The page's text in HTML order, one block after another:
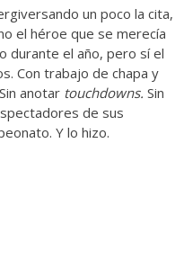
un poco la cita,
el héroe que se merecía
durante el año, pero sí el
Con trabajo de chapa y
anotar touchdowns. Sin
de sus
Y lo hizo.